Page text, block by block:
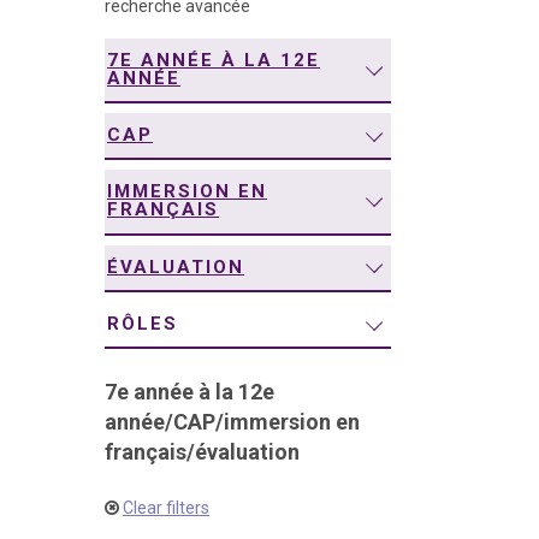
recherche avancée
7E ANNÉE À LA 12E
ANNÉE
CAP
IMMERSION EN
FRANÇAIS
ÉVALUATION
RÔLES
7e année à la 12e
année/CAP/immersion en
français/évaluation
Clear filters